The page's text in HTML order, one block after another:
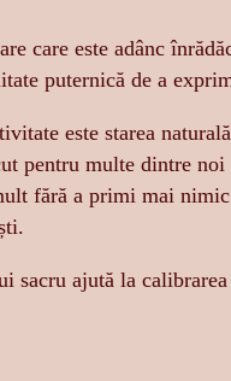
care este adânc
puternică de a
este starea
pentru multe dintre
fără a primi mai
sacru ajută la